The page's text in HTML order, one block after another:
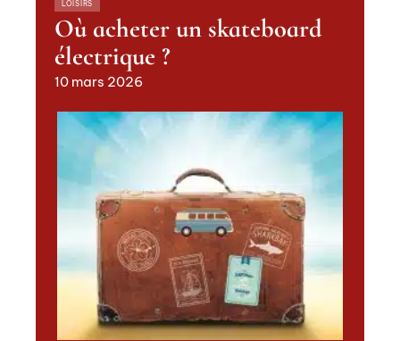
LOISIRS
Où acheter un skateboard
électrique ?
10 mars 2026